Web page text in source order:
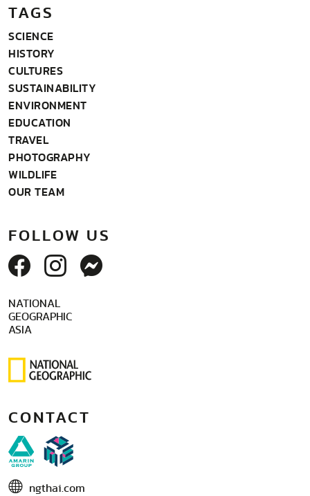
TAGS
SCIENCE
HISTORY
CULTURES
SUSTAINABILITY
ENVIRONMENT
EDUCATION
TRAVEL
PHOTOGRAPHY
WILDLIFE
OUR TEAM
FOLLOW US
NATIONAL
GEOGRAPHIC
ASIA
CONTACT
ngthai.com